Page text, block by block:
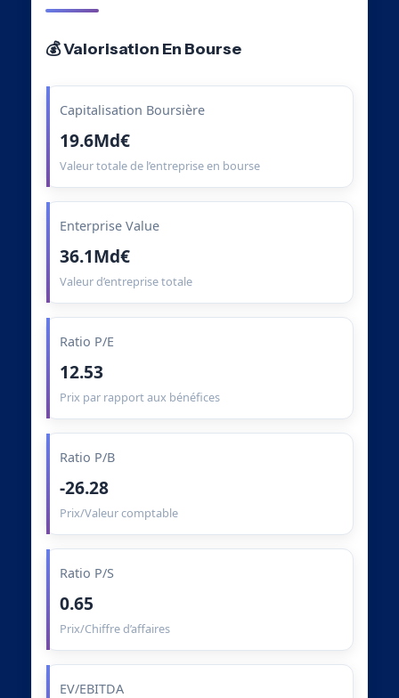
💰 Valorisation En Bourse
Capitalisation Boursière
19.6Md€
Valeur totale de l’entreprise en bourse
Enterprise Value
36.1Md€
Valeur d’entreprise totale
Ratio P/E
12.53
Prix par rapport aux bénéfices
Ratio P/B
-26.28
Prix/Valeur comptable
Ratio P/S
0.65
Prix/Chiffre d’affaires
EV/EBITDA